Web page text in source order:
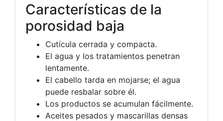
Características de la
porosidad baja
Cutícula cerrada y compacta.
El agua y los tratamientos penetran
lentamente.
El cabello tarda en mojarse; el agua
puede resbalar sobre él.
Los productos se acumulan fácilmente.
Aceites pesados y mascarillas densas